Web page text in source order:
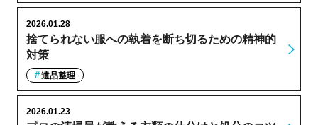
捨てられない服への執着を断ち切るための精神的
対策
2026.01.28
遺品整理
2026.01.23